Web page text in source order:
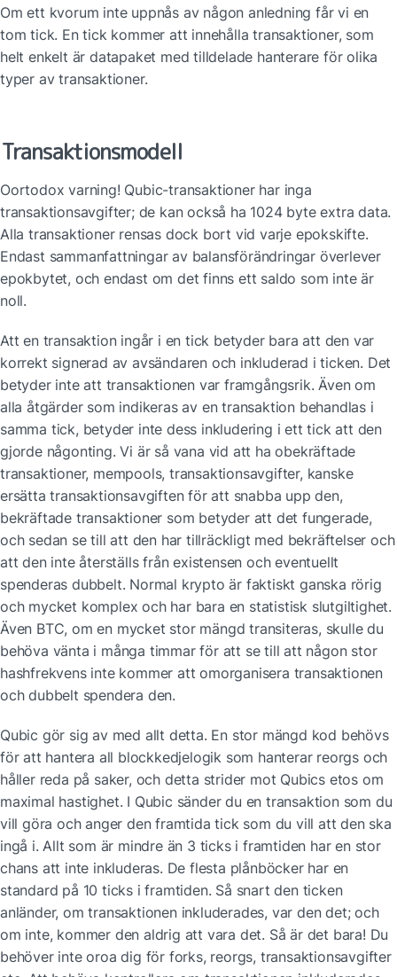
Om ett kvorum inte uppnås av någon anledning får vi en
tom tick. En tick kommer att innehålla transaktioner, som
helt enkelt är datapaket med tilldelade hanterare för olika
typer av transaktioner.
Transaktionsmodell
Oortodox varning! Qubic-transaktioner har inga
transaktionsavgifter; de kan också ha 1024 byte extra data.
Alla transaktioner rensas dock bort vid varje epokskifte.
Endast sammanfattningar av balansförändringar överlever
epokbytet, och endast om det finns ett saldo som inte är
noll.
Att en transaktion ingår i en tick betyder bara att den var
korrekt signerad av avsändaren och inkluderad i ticken. Det
betyder inte att transaktionen var framgångsrik. Även om
alla åtgärder som indikeras av en transaktion behandlas i
samma tick, betyder inte dess inkludering i ett tick att den
gjorde någonting. Vi är så vana vid att ha obekräftade
transaktioner, mempools, transaktionsavgifter, kanske
ersätta transaktionsavgiften för att snabba upp den,
bekräftade transaktioner som betyder att det fungerade,
och sedan se till att den har tillräckligt med bekräftelser och
att den inte återställs från existensen och eventuellt
spenderas dubbelt. Normal krypto är faktiskt ganska rörig
och mycket komplex och har bara en statistisk slutgiltighet.
Även BTC, om en mycket stor mängd transiteras, skulle du
behöva vänta i många timmar för att se till att någon stor
hashfrekvens inte kommer att omorganisera transaktionen
och dubbelt spendera den.
Qubic gör sig av med allt detta. En stor mängd kod behövs
för att hantera all blockkedjelogik som hanterar reorgs och
håller reda på saker, och detta strider mot Qubics etos om
maximal hastighet. I Qubic sänder du en transaktion som du
vill göra och anger den framtida tick som du vill att den ska
ingå i. Allt som är mindre än 3 ticks i framtiden har en stor
chans att inte inkluderas. De flesta plånböcker har en
standard på 10 ticks i framtiden. Så snart den ticken
anländer, om transaktionen inkluderades, var den det; och
om inte, kommer den aldrig att vara det. Så är det bara! Du
behöver inte oroa dig för forks, reorgs, transaktionsavgifter